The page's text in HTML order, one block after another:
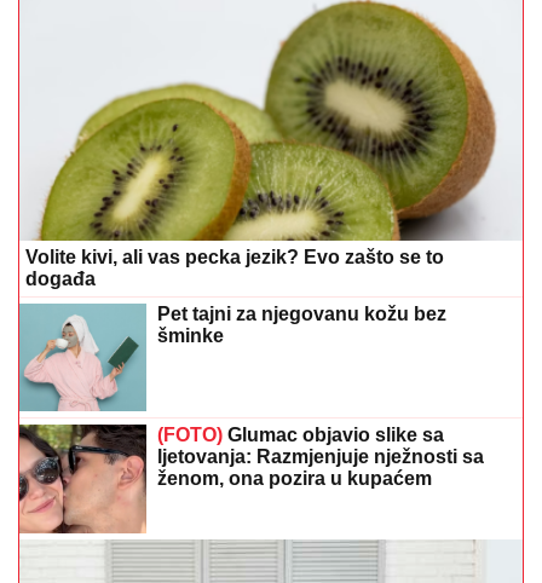
Volite kivi, ali vas pecka jezik? Evo zašto se to
događa
Pet tajni za njegovanu kožu bez
šminke
(FOTO) Glumac objavio slike sa
ljetovanja: Razmjenjuje nježnosti sa
ženom, ona pozira u kupaćem